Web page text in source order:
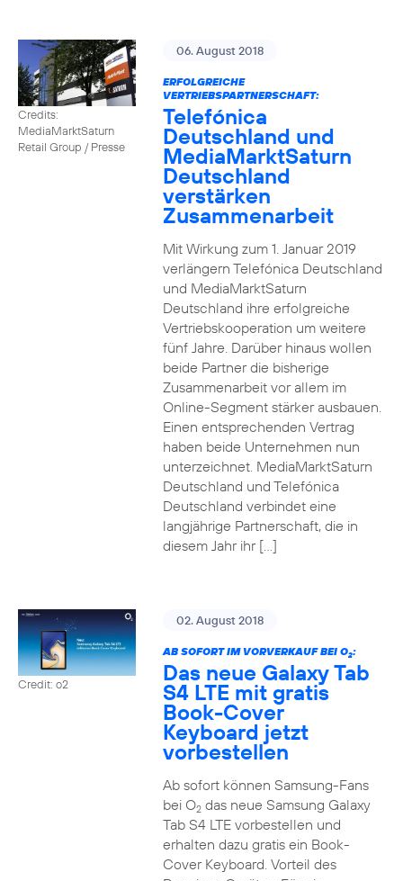
Credits:
MediaMarktSaturn
Retail Group / Presse
06. August 2018
ERFOLGREICHE
VERTRIEBSPARTNERSCHAFT:
Telefónica
Deutschland und
MediaMarktSaturn
Deutschland
verstärken
Zusammenarbeit
Mit Wirkung zum 1. Januar 2019
verlängern Telefónica Deutschland
und MediaMarktSaturn
Deutschland ihre erfolgreiche
Vertriebskooperation um weitere
fünf Jahre. Darüber hinaus wollen
beide Partner die bisherige
Zusammenarbeit vor allem im
Online-Segment stärker ausbauen.
Einen entsprechenden Vertrag
haben beide Unternehmen nun
unterzeichnet. MediaMarktSaturn
Deutschland und Telefónica
Deutschland verbindet eine
langjährige Partnerschaft, die in
diesem Jahr ihr […]
Credit: o2
02. August 2018
AB SOFORT IM VORVERKAUF BEI O2:
Das neue Galaxy Tab
S4 LTE mit gratis
Book-Cover
Keyboard jetzt
vorbestellen
Ab sofort können Samsung-Fans
bei O2das neue Samsung Galaxy
Tab S4 LTE vorbestellen und
erhalten dazu gratis ein Book-
Cover Keyboard. Vorteil des